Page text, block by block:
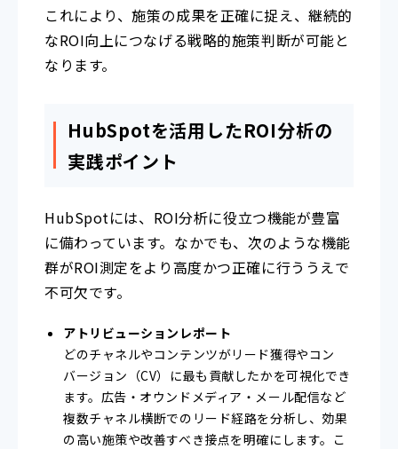
これにより、施策の成果を正確に捉え、継続的
なROI向上につなげる戦略的施策判断が可能と
なります。
HubSpotを活用したROI分析の
実践ポイント
HubSpotには、ROI分析に役立つ機能が豊富
に備わっています。なかでも、次のような機能
群がROI測定をより高度かつ正確に行ううえで
不可欠です。
アトリビューションレポート
どのチャネルやコンテンツがリード獲得やコン
バージョン（CV）に最も貢献したかを可視化でき
ます。広告・オウンドメディア・メール配信など
複数チャネル横断でのリード経路を分析し、効果
の高い施策や改善すべき接点を明確にします。こ